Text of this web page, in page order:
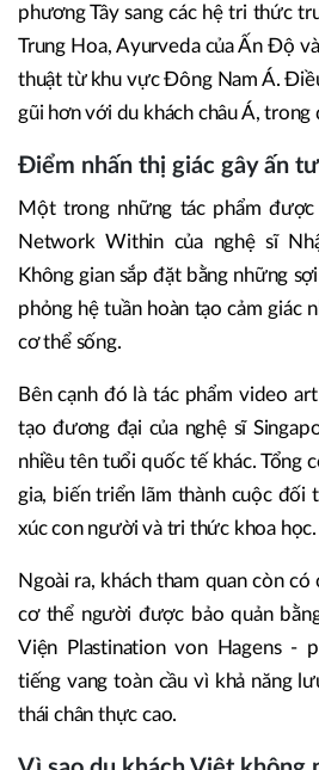
phương Tây sang các hệ tri thức
Trung Hoa, Ayurveda của Ấn Độ
thuật từ khu vực Đông Nam Á.
gũi hơn với du khách châu Á,
Điểm nhấn thị giác gây ấn
Một trong những tác phẩm được
Network Within của nghệ sĩ
Không gian sắp đặt bằng những
phỏng hệ tuần hoàn tạo cảm giác
cơ thể sống.
Bên cạnh đó là tác phẩm video
tạo đương đại của nghệ sĩ
nhiều tên tuổi quốc tế khác. Tổng
gia, biến triển lãm thành cuộc đối
xúc con người và tri thức khoa học.
Ngoài ra, khách tham quan còn
cơ thể người được bảo quản
Viện Plastination von Hagens -
tiếng vang toàn cầu vì khả năng
thái chân thực cao.